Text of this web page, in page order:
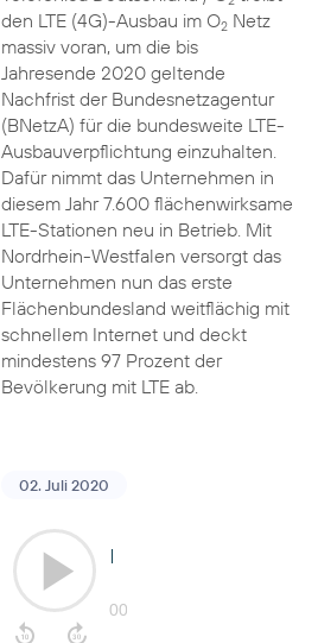
den LTE (4G)-Ausbau im O2Netz
massiv voran, um die bis
Jahresende 2020 geltende
Nachfrist der Bundesnetzagentur
(BNetzA) für die bundesweite LTE-
Ausbauverpflichtung einzuhalten.
Dafür nimmt das Unternehmen in
diesem Jahr 7.600 flächenwirksame
LTE-Stationen neu in Betrieb. Mit
Nordrhein-Westfalen versorgt das
Unternehmen nun das erste
Flächenbundesland weitflächig mit
schnellem Internet und deckt
mindestens 97 Prozent der
Bevölkerung mit LTE ab.
02. Juli 2020